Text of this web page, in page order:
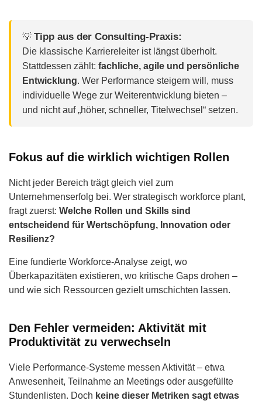
💡Tipp aus der Consulting-Praxis:
Die klassische Karriereleiter ist längst überholt.
Stattdessen zählt:fachliche, agile und persönliche
Entwicklung. Wer Performance steigern will, muss
individuelle Wege zur Weiterentwicklung bieten –
und nicht auf „höher, schneller, Titelwechsel“ setzen.
Fokus auf die wirklich wichtigen Rollen
Nicht jeder Bereich trägt gleich viel zum
Unternehmenserfolg bei. Wer strategisch workforce plant,
fragt zuerst: Welche Rollen und Skills sind
entscheidend für Wertschöpfung, Innovation oder
Resilienz?
Eine fundierte Workforce-Analyse zeigt, wo
Überkapazitäten existieren, wo kritische Gaps drohen –
und wie sich Ressourcen gezielt umschichten lassen.
Den Fehler vermeiden: Aktivität mit
Produktivität zu verwechseln
Viele Performance-Systeme messen Aktivität – etwa
Anwesenheit, Teilnahme an Meetings oder ausgefüllte
Stundenlisten. Doch keine dieser Metriken sagt etwas